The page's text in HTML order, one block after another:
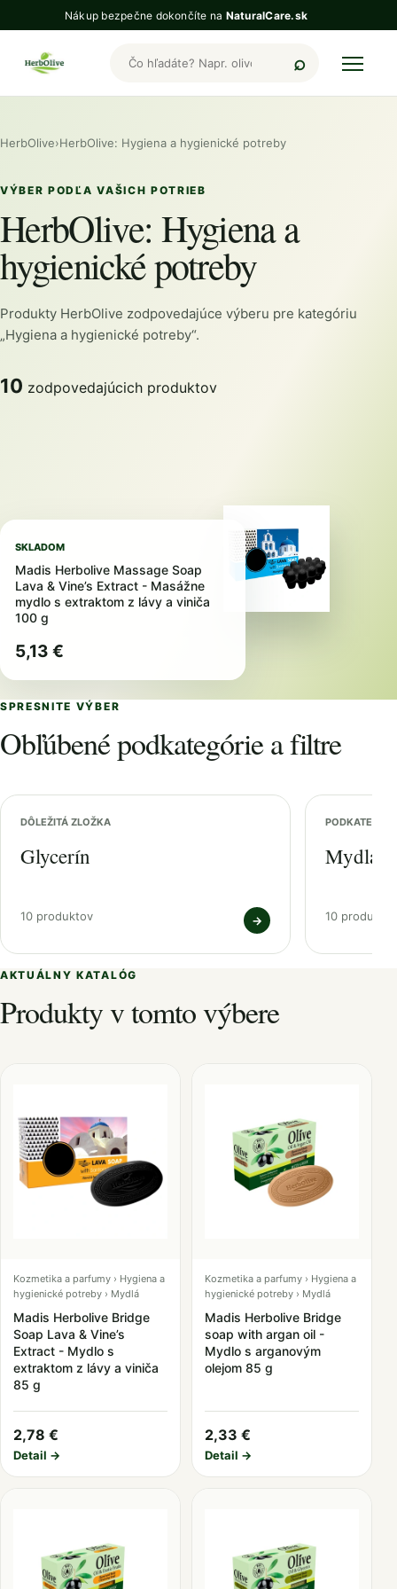
Nákup bezpečne dokončíte na NaturalCare.sk
Hľadať produkty HerbOlive
HerbOlive›HerbOlive: Hygiena a hygienické potreby
VÝBER PODĽA VAŠICH POTRIEB
HerbOlive: Hygiena a
hygienické potreby
Produkty HerbOlive zodpovedajúce výberu pre kategóriu
„Hygiena a hygienické potreby“.
10 zodpovedajúcich produktov
SKLADOM
Madis Herbolive Massage Soap
Lava & Vine’s Extract - Masážne
mydlo s extraktom z lávy a viniča
100 g
5,13 €
SPRESNITE VÝBER
Obľúbené podkategórie a filtre
DÔLEŽITÁ ZLOŽKA
Glycerín
10 produktov →
Mydlá
10 produktov
AKTUÁLNY KATALÓG
Produkty v tomto výbere
Kozmetika a parfumy › Hygiena a
hygienické potreby › Mydlá
Madis Herbolive Bridge
Soap Lava & Vine’s
Extract - Mydlo s
extraktom z lávy a viniča
85 g
2,78 €
Detail →
Kozmetika a parfumy › Hygiena a
hygienické potreby › Mydlá
Madis Herbolive Bridge
soap with argan oil -
Mydlo s arganovým
olejom 85 g
2,33 €
Detail →